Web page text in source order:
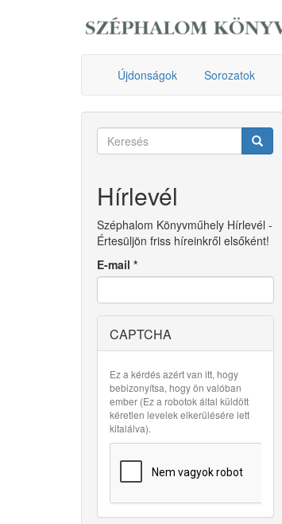
Újdonságok Sorozatok
Keresés
Hírlevél
Széphalom Könyvműhely Hírlevél -
Értesüljön friss híreinkről elsőként!
E-mail *
CAPTCHA
Ez a kérdés azért van itt, hogy
bebizonyítsa, hogy ön valóban
ember (Ez a robotok által küldött
kéretlen levelek elkerülésére lett
kitalálva).